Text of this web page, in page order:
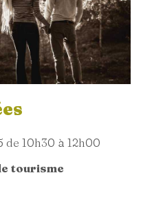
10h30 à 12h00
tourisme